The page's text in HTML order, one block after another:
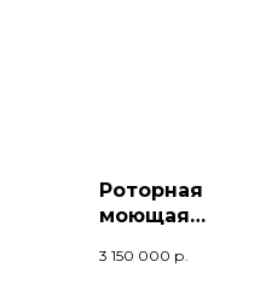
Роторная
моющая
жестких
3 150 000 р.